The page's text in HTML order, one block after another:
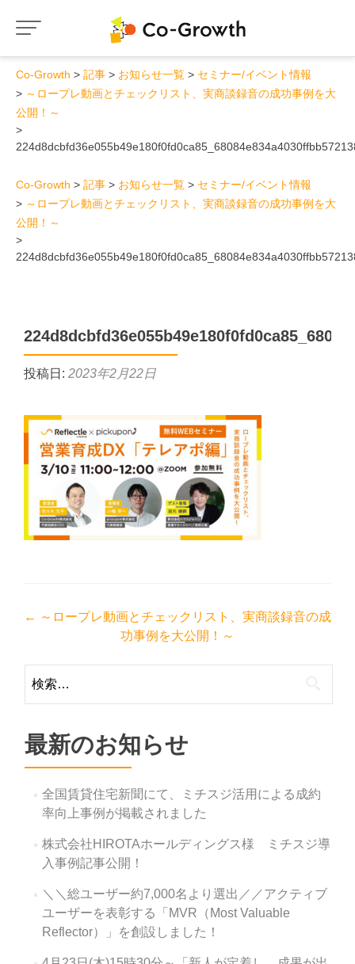
Co-Growth 記事 お知らせ一覧
セミナー/イベント情報
～ロープレ動画とチェックリスト、実商談録音の成功事例を大
公開！～
Co-Growth 記事 お知らせ一覧
セミナー/イベント情報
～ロープレ動画とチェックリスト、実商談録音の成功事例を大
公開！～
投稿日: 2023年2月22日
投
ナ
ビ
ー
シ
ョ
ン
← ～ロープレ動画とチェックリスト、実商談録音の成
功事例を大公開！～
索:
最新のお知らせ
全国賃貸住宅新聞にて、ミチスジ活用による成約
率向上事例が掲載されました
株式会社HIROTAホールディングス様 ミチスジ導
入事例記事公開！
＼＼総ユーザー約7,000名より選出／／アクティブ
ユーザーを表彰する「MVR（Most Valuable
Reflector）」を創設しました！